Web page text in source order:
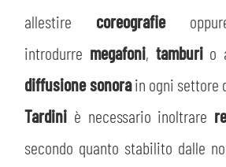
allestire coreografie
introdurre megafoni, tamburio
diffusione sonorain ogni settore
Tardini è necessario inoltrare
secondo quanto stabilito dalle